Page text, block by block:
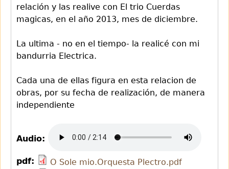
relación y las realive con El trio Cuerdas
magicas, en el año 2013, mes de diciembre.
La ultima - no en el tiempo- la realicé con mi
bandurria Electrica.
Cada una de ellas figura en esta relacion de
obras, por su fecha de realización, de manera
independiente
Audio:
pdf:
O Sole mio.Orquesta Plectro.pdf